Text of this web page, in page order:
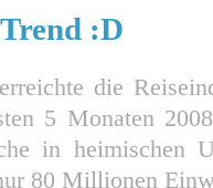
:D
die
5 Monaten
in heimischen
80 Millionen